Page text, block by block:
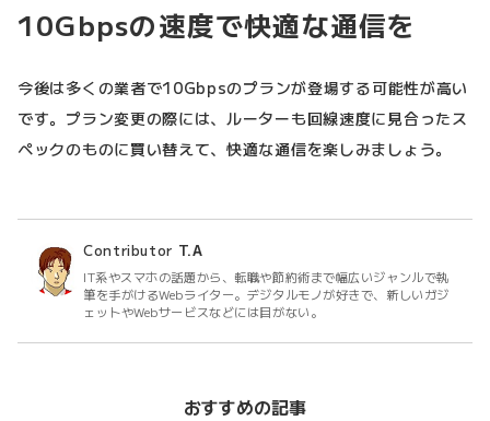
10Gbpsの速度で快適な通信を
今後は多くの業者で10Gbpsのプランが登場する可能性が高い
です。プラン変更の際には、ルーターも回線速度に見合ったス
ペックのものに買い替えて、快適な通信を楽しみましょう。
Contributor T.A
IT系やスマホの話題から、転職や節約術まで幅広いジャンルで執
筆を手がけるWebライター。デジタルモノが好きで、新しいガジ
ェットやWebサービスなどには目がない。
おすすめの記事